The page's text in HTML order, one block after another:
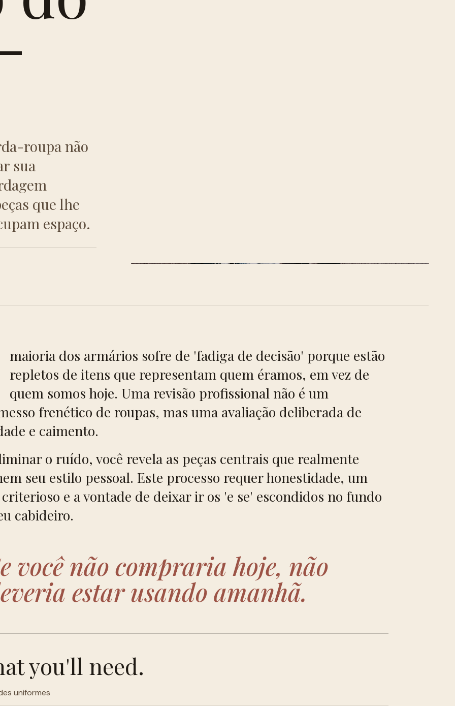
roupa não
sua
que lhe
espaço.
maioria dos armários sofre de 'fadiga de decisão' porque estão
repletos de itens que representam quem éramos, em vez de
quem somos hoje. Uma revisão profissional não é um
frenético de roupas, mas uma avaliação deliberada de
e caimento.
o ruído, você revela as peças centrais que realmente
seu estilo pessoal. Este processo requer honestidade, um
e a vontade de deixar ir os 'e se' escondidos no fundo
cabideiro.
você não compraria hoje, não
estar usando amanhã.
you'll need.
uniformes